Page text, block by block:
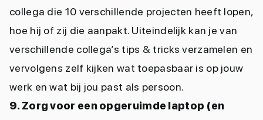
collega die 10 verschillende projecten heeft lopen,
hoe hij of zij die aanpakt. Uiteindelijk kan je van
verschillende collega’s tips & tricks verzamelen en
vervolgens zelf kijken wat toepasbaar is op jouw
werk en wat bij jou past als persoon.
9. Zorg voor een opgeruimde laptop (en